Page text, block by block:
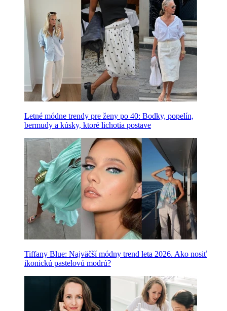
Letné módne trendy pre ženy po 40: Bodky, popelín,
bermudy a kúsky, ktoré lichotia postave
Tiffany Blue: Najväčší módny trend leta 2026. Ako nosiť
ikonickú pastelovú modrú?